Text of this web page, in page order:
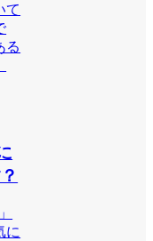
て
る
に